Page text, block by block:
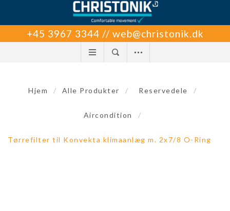
+45 3967 3344 // web@christonik.dk
Hjem / Alle Produkter / Reservedele /
Aircondition /
Tørrefilter til Konvekta klimaanlæg m. 2x7/8 O-Ring